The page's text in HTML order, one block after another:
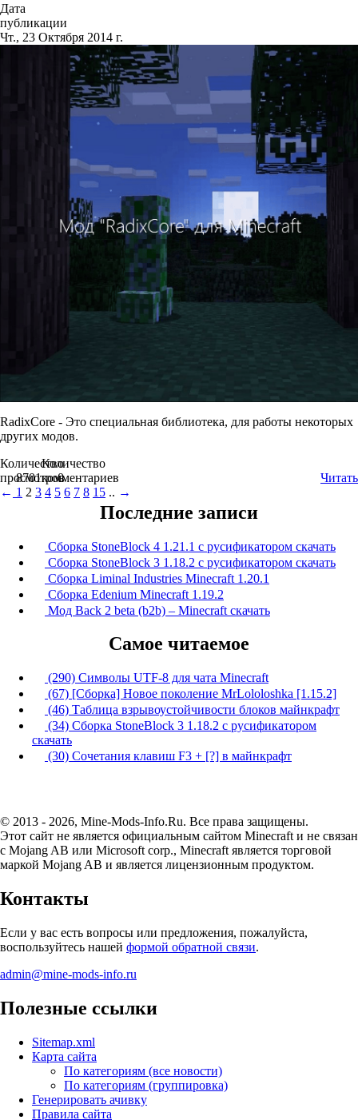
Дата
публикации
Чт., 23 Октября 2014 г.
RadixCore - Это специальная библиотека, для работы некоторых
других модов.
Количество
просмотров
8701
Количество
комментариев
0
Читать
← 1 2 3 4 5 6 7 8 15 .. →
Последние записи
Сборка StoneBlock 4 1.21.1 с русификатором скачать
Сборка StoneBlock 3 1.18.2 с русификатором скачать
Сборка Liminal Industries Minecraft 1.20.1
Сборка Edenium Minecraft 1.19.2
Мод Back 2 beta (b2b) – Minecraft скачать
Самое читаемое
(290) Символы UTF-8 для чата Minecraft
(67) [Сборка] Новое поколение MrLololoshka [1.15.2]
(46) Таблица взрывоустойчивости блоков майнкрафт
(34) Сборка StoneBlock 3 1.18.2 с русификатором
скачать
(30) Сочетания клавиш F3 + [?] в майнкрафт
© 2013 - 2026, Mine-Mods-Info.Ru. Все права защищены.
Этот сайт не является официальным сайтом Minecraft и не связан
с Mojang AB или Microsoft corp., Minecraft является торговой
маркой Mojang AB и является лицензионным продуктом.
Контакты
Если у вас есть вопросы или предложения, пожалуйста,
воспользуйтесь нашей формой обратной связи.
admin@mine-mods-info.ru
Полезные ссылки
Sitemap.xml
Карта сайта
По категориям (все новости)
По категориям (группировка)
Генерировать ачивку
Правила сайта